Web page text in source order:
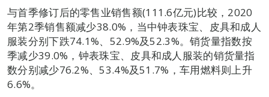
与首季修订后的零售业销售额(111.6亿元)比较，2020
年第2季销售额减少38.0%，当中钟表珠宝、皮具和成人
服装分别下跌74.1%、52.9%及52.3%。销货量指数按
季减少39.0%，钟表珠宝、皮具和成人服装的销货量指
数分别减少76.2%、53.4%及51.7%，车用燃料则上升
6.6%。